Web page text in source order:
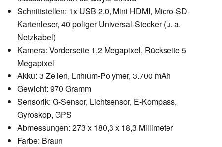
Schnittstellen: 1x USB 2.0, Mini HDMI, Micro-SD-
Kartenleser, 40 poliger Universal-Stecker (u. a.
Netzkabel)
Kamera: Vorderseite 1,2 Megapixel, Rückseite 5
Megapixel
Akku: 3 Zellen, Lithium-Polymer, 3.700 mAh
Gewicht: 970 Gramm
Sensorik: G-Sensor, Lichtsensor, E-Kompass,
Gyroskop, GPS
Abmessungen: 273 x 180,3 x 18,3 Millimeter
Farbe: Braun